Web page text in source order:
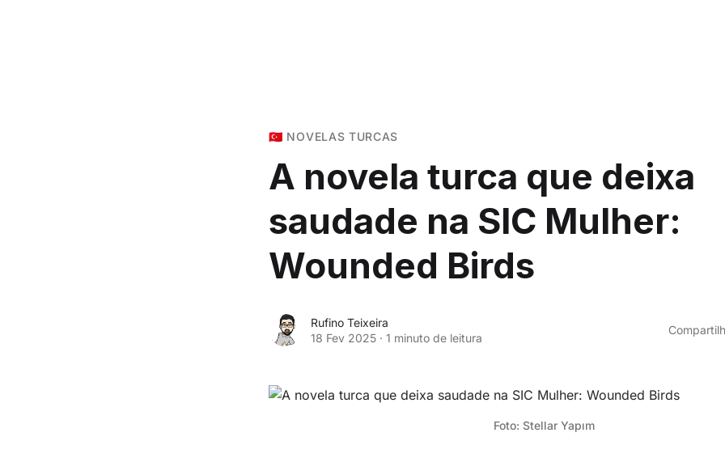
🇹🇷 NOVELAS TURCAS
A novela turca que deixa
saudade na SIC Mulher:
Wounded Birds
Rufino Teixeira
18 Fev 2025 · 1 minuto de leitura
Foto: Stellar Yapım